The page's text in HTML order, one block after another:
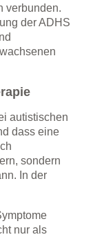
verbunden.
der ADHS
autistischen
dass eine
sondern
In der
nur als